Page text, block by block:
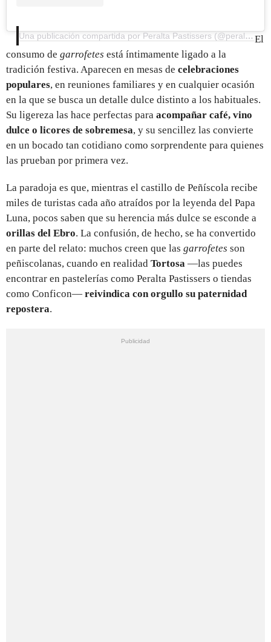
Una publicación compartida por Peralta Pastissers (@peraltapastissers) El
consumo de garrofetes está íntimamente ligado a la
tradición festiva. Aparecen en mesas de celebraciones
populares, en reuniones familiares y en cualquier ocasión
en la que se busca un detalle dulce distinto a los habituales.
Su ligereza las hace perfectas para acompañar café, vino
dulce o licores de sobremesa, y su sencillez las convierte
en un bocado tan cotidiano como sorprendente para quienes
las prueban por primera vez.
La paradoja es que, mientras el castillo de Peñíscola recibe
miles de turistas cada año atraídos por la leyenda del Papa
Luna, pocos saben que su herencia más dulce se esconde a
orillas del Ebro. La confusión, de hecho, se ha convertido
en parte del relato: muchos creen que las garrofetes son
peñiscolanas, cuando en realidad Tortosa —las puedes
encontrar en pastelerías como Peralta Pastissers o tiendas
como Conficon— reivindica con orgullo su paternidad
repostera.